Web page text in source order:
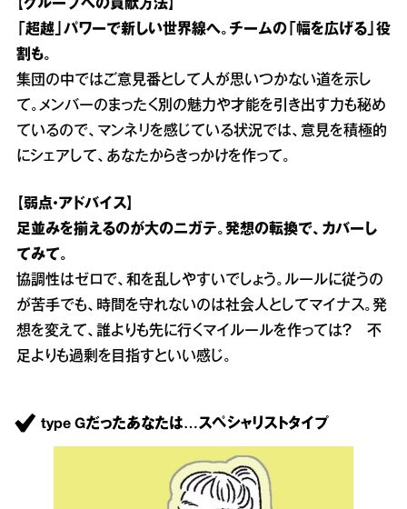
【グループへの貢献方法】
「超越」パワーで新しい世界線へ。チームの「幅を広げる」役
割も。
集団の中ではご意見番として人が思いつかない道を示し
て。メンバーのまったく別の魅力や才能を引き出す力も秘め
ているので、マンネリを感じている状況では、意見を積極的
にシェアして、あなたからきっかけを作って。
【弱点・アドバイス】
足並みを揃えるのが大のニガテ。発想の転換で、カバーし
てみて。
協調性はゼロで、和を乱しやすいでしょう。ルールに従うの
が苦手でも、時間を守れないのは社会人としてマイナス。発
想を変えて、誰よりも先に行くマイルールを作っては？ 不
足よりも過剰を目指すといい感じ。
type Gだったあなたは…スペシャリストタイプ